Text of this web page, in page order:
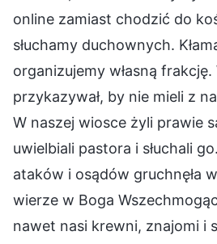
online zamiast chodzić do
słuchamy duchownych.
organizujemy własną
przykazywał, by nie mieli z
W naszej wiosce żyli prawie
uwielbiali pastora i słuchali
ataków i osądów gruchnęła
wierze w Boga
nawet nasi krewni, znajomi i